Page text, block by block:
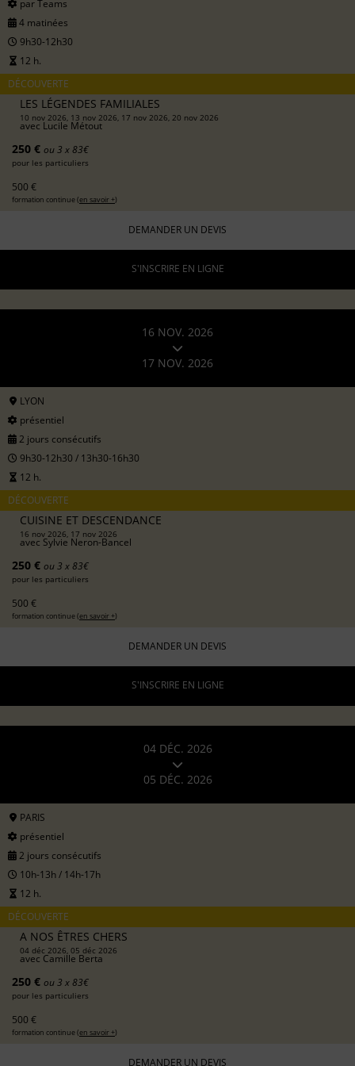
par Teams
4 matinées
9h30-12h30
12 h.
DÉCOUVERTE
LES LÉGENDES FAMILIALES
10 nov 2026, 13 nov 2026, 17 nov 2026, 20 nov 2026
avec Lucile Métout
250 € ou 3 x 83€
pour les particuliers
500 €
formation continue (en savoir +)
DEMANDER UN DEVIS
S'INSCRIRE EN LIGNE
16 NOV. 2026
17 NOV. 2026
LYON
présentiel
2 jours consécutifs
9h30-12h30 / 13h30-16h30
12 h.
DÉCOUVERTE
CUISINE ET DESCENDANCE
16 nov 2026, 17 nov 2026
avec Sylvie Neron-Bancel
250 € ou 3 x 83€
pour les particuliers
500 €
formation continue (en savoir +)
DEMANDER UN DEVIS
S'INSCRIRE EN LIGNE
04 DÉC. 2026
05 DÉC. 2026
PARIS
présentiel
2 jours consécutifs
10h-13h / 14h-17h
12 h.
DÉCOUVERTE
A NOS ÊTRES CHERS
04 déc 2026, 05 déc 2026
avec Camille Berta
250 € ou 3 x 83€
pour les particuliers
500 €
formation continue (en savoir +)
DEMANDER UN DEVIS